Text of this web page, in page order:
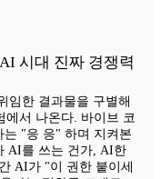
시대 진짜 경쟁력
임한 결과물을 구별해
에서 나온다. 바이브 코
는 "응 응" 하며 지켜본
AI를 쓰는 건가, AI한
AI가 "이 권한 붙이세